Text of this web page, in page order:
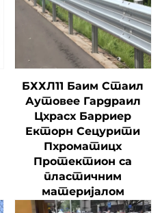
БХХЛ11 Баим Стаил
Аутовее Гардраил
Цхрасх Барриер
Екторн Сецурити
Пхроматицх
Протектион са
пластичним
материјалом